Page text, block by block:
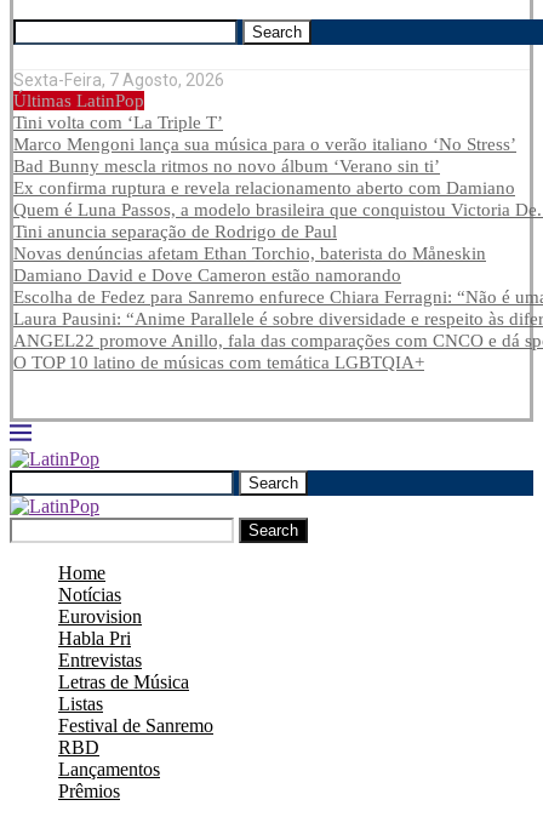
Search
Sexta-Feira, 7 Agosto, 2026
Últimas LatinPop
Tini volta com ‘La Triple T’
Marco Mengoni lança sua música para o verão italiano ‘No Stress’
Bad Bunny mescla ritmos no novo álbum ‘Verano sin ti’
Ex confirma ruptura e revela relacionamento aberto com Damiano
Quem é Luna Passos, a modelo brasileira que conquistou Victoria
Tini anuncia separação de Rodrigo de Paul
Novas denúncias afetam Ethan Torchio, baterista do Måneskin
Damiano David e Dove Cameron estão namorando
Escolha de Fedez para Sanremo enfurece Chiara Ferragni: “Não é
Laura Pausini: “Anime Parallele é sobre diversidade e respeito às
ANGEL22 promove Anillo, fala das comparações com CNCO e dá
O TOP 10 latino de músicas com temática LGBTQIA+
Search
Search
Home
Notícias
Eurovision
Habla Pri
Entrevistas
Letras de Música
Listas
Festival de Sanremo
RBD
Lançamentos
Prêmios